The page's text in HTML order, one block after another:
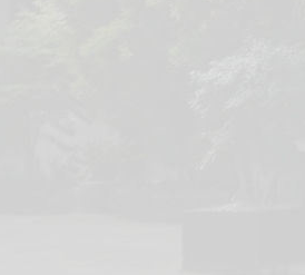
NOMOR KAPOLRES : 0821